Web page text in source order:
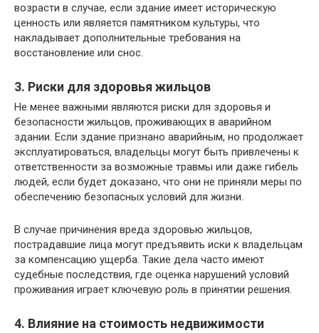
возрасти в случае, если здание имеет историческую
ценность или является памятником культуры, что
накладывает дополнительные требования на
восстановление или снос.
3. Риски для здоровья жильцов
Не менее важными являются риски для здоровья и
безопасности жильцов, проживающих в аварийном
здании. Если здание признано аварийным, но продолжает
эксплуатироваться, владельцы могут быть привлечены к
ответственности за возможные травмы или даже гибель
людей, если будет доказано, что они не приняли меры по
обеспечению безопасных условий для жизни.
В случае причинения вреда здоровью жильцов,
пострадавшие лица могут предъявить иски к владельцам
за компенсацию ущерба. Такие дела часто имеют
судебные последствия, где оценка нарушений условий
проживания играет ключевую роль в принятии решения.
4. Влияние на стоимость недвижимости